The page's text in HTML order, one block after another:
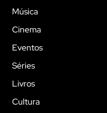
Música
Cinema
Eventos
Séries
Livros
Cultura